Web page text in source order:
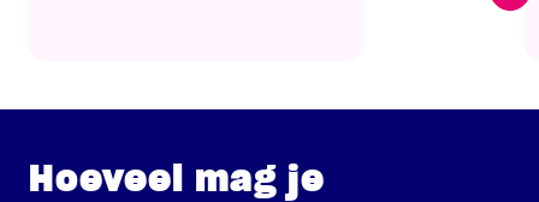
Hoeveel mag je